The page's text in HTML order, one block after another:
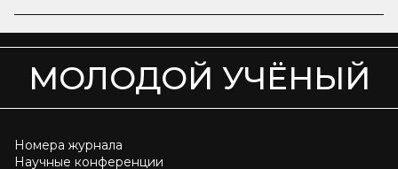
МОЛОДОЙ УЧЁНЫЙ
Номера журнала
Научные конференции